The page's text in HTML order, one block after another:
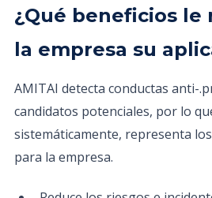
¿Qué beneficios le
la empresa su
AMITAI detecta conductas anti-
candidatos potenciales, por lo
sistemáticamente, representa
para la empresa.